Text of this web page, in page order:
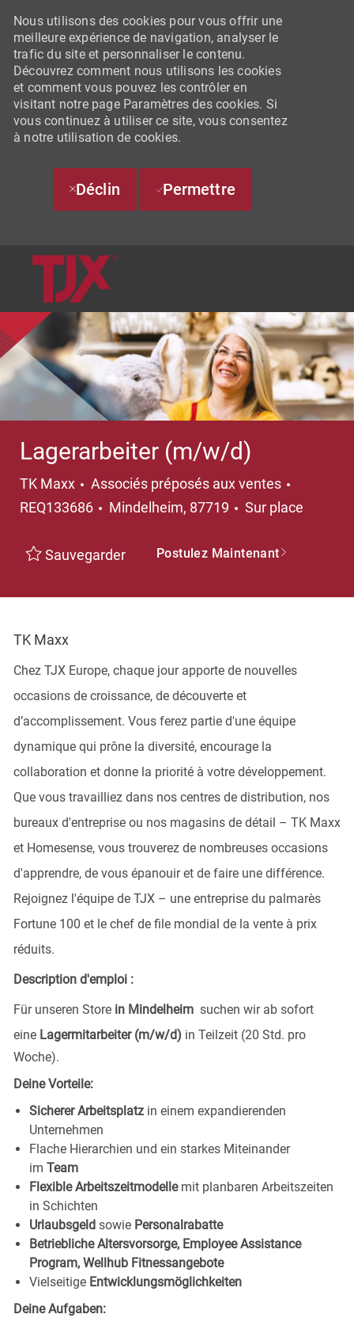
SKIP TO MAIN CONTENT
Nous utilisons des cookies pour vous offrir une
meilleure expérience de navigation, analyser le
trafic du site et personnaliser le contenu.
Découvrez comment nous utilisons les cookies
et comment vous pouvez les contrôler en
visitant notre page Paramètres des cookies. Si
vous continuez à utiliser ce site, vous consentez
à notre utilisation de cookies.
Déclin Permettre
Lagerarbeiter (m/w/d)
TK Maxx Catégorie
Associés préposés aux ventes
REQ133686
Emplacement
Mindelheim, 87719 Sur place
Sauvegarder Postulez Maintenant
TK Maxx
Chez TJX Europe, chaque jour apporte de nouvelles
occasions de croissance, de découverte et
d’accomplissement. Vous ferez partie d'une équipe
dynamique qui prône la diversité, encourage la
collaboration et donne la priorité à votre développement.
Que vous travailliez dans nos centres de distribution, nos
bureaux d'entreprise ou nos magasins de détail – TK Maxx
et Homesense, vous trouverez de nombreuses occasions
d'apprendre, de vous épanouir et de faire une différence.
Rejoignez l'équipe de TJX – une entreprise du palmarès
Fortune 100 et le chef de file mondial de la vente à prix
réduits.
Description d'emploi :
Für unseren Storein Mindelheim suchen wir ab sofort
eine Lagermitarbeiter(m/w/d) in Teilzeit (20 Std. pro
Woche).
Deine Vorteile:
Sicherer Arbeitsplatz in einem expandierenden
Unternehmen
Flache Hierarchien und ein starkes Miteinander
im Team
Flexible Arbeitszeitmodelle mit planbaren Arbeitszeiten
in Schichten
Urlaubsgeld sowie Personalrabatte
Betriebliche Altersvorsorge, Employee Assistance
Program, Wellhub Fitnessangebote
Vielseitige Entwicklungsmöglichkeiten
Deine Aufgaben: